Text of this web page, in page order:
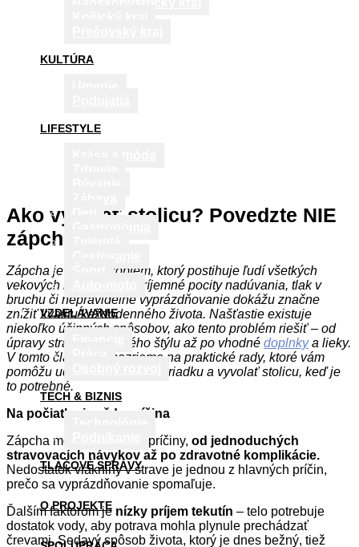
KULTÚRA
LIFESTYLE
VZDELÁVANIE
TECH & BIZNIS
TLAČOVÉ SPRÁVY
O PROJEKTE
Ako vyvolať stolicu? Povedzte NIE
zápche!
Zápcha je bežný problém, ktorý postihuje ľudí všetkých
vekových kategórií. Nepríjemné pocity nadúvania, tlak v
bruchu či nepravidelné vyprázdňovanie dokážu značne
znížiť kvalitu každodenného života. Našťastie existuje
niekoľko účinných spôsobov, ako tento problém riešiť – od
úpravy stravy a životného štýlu až po vhodné doplnkya lieky.
V tomto článku sa pozrieme na praktické rady, ktoré vám
pomôžu udržať trávenie v poriadku a vyvolať stolicu, keď je
to potrebné.
Na počiatku je vždy príčina
Zápcha môže mať rôzne príčiny, od jednoduchých
stravovacích návykov až po zdravotné komplikácie.
Nedostatok vlákniny v strave je jednou z hlavných príčin,
prečo sa vyprázdňovanie spomaľuje.
Ďalším faktorom je nízky príjem tekutín – telo potrebuje
dostatok vody, aby potrava mohla plynule prechádzať
črevami. Sedavý spôsob života, ktorý je dnes bežný, tiež